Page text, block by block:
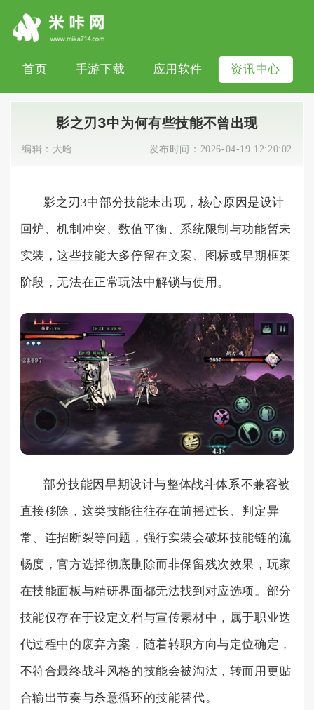
首页 手游下载 应用软件 资讯中心
影之刃3中为何有些技能不曾出现
编辑： 大哈 发布时间： 2026-04-19 12:20:02
影之刃3中部分技能未出现，核心原因是设计
回炉、机制冲突、数值平衡、系统限制与功能暂未
实装，这些技能大多停留在文案、图标或早期框架
阶段，无法在正常玩法中解锁与使用。
部分技能因早期设计与整体战斗体系不兼容被
直接移除，这类技能往往存在前摇过长、判定异
常、连招断裂等问题，强行实装会破坏技能链的流
畅度，官方选择彻底删除而非保留残次效果，玩家
在技能面板与精研界面都无法找到对应选项。部分
技能仅存在于设定文档与宣传素材中，属于职业迭
代过程中的废弃方案，随着转职方向与定位确定，
不符合最终战斗风格的技能会被淘汰，转而用更贴
合输出节奏与杀意循环的技能替代。